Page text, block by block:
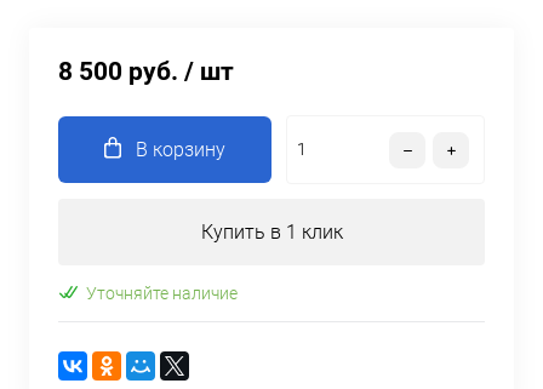
8 500 руб. / шт
В корзину
Купить в 1 клик
Уточняйте наличие